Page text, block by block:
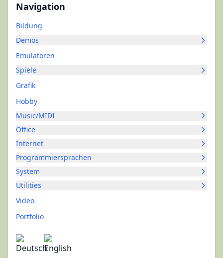
Navigation
Bildung
Demos
Emulatoren
Spiele
Grafik
Hobby
Music/MIDI
Office
Internet
Programmiersprachen
System
Utilities
Video
Portfolio